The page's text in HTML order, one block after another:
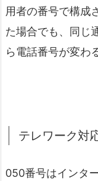
用者の番号で構成
た場合でも、同じ
ら電話番号が変わ
テレワーク対
050番号はインタ